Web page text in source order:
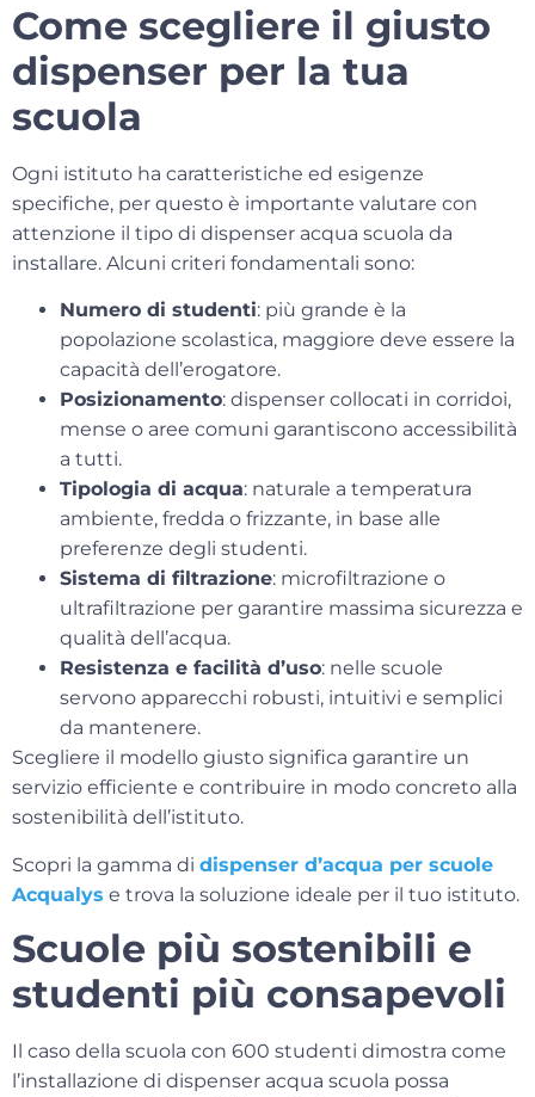
Come scegliere il giusto
dispenser per la tua
scuola
Ogni istituto ha caratteristiche ed esigenze
specifiche, per questo è importante valutare con
attenzione il tipo di dispenser acqua scuola da
installare. Alcuni criteri fondamentali sono:
Numero di studenti: più grande è la
popolazione scolastica, maggiore deve essere la
capacità dell’erogatore.
Posizionamento: dispenser collocati in corridoi,
mense o aree comuni garantiscono accessibilità
a tutti.
Tipologia di acqua: naturale a temperatura
ambiente, fredda o frizzante, in base alle
preferenze degli studenti.
Sistema di filtrazione: microfiltrazione o
ultrafiltrazione per garantire massima sicurezza e
qualità dell’acqua.
Resistenza e facilità d’uso: nelle scuole
servono apparecchi robusti, intuitivi e semplici
da mantenere.
Scegliere il modello giusto significa garantire un
servizio efficiente e contribuire in modo concreto alla
sostenibilità dell’istituto.
Scopri la gamma di dispenser d’acqua per scuole
Acqualys e trova la soluzione ideale per il tuo istituto.
Scuole più sostenibili e
studenti più consapevoli
Il caso della scuola con 600 studenti dimostra come
l’installazione di dispenser acqua scuola possa